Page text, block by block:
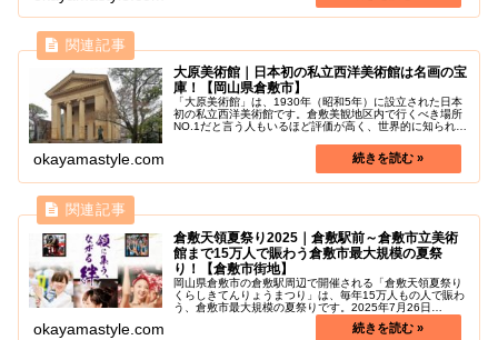
大原美術館｜日本初の私立西洋美術館は名画の宝
庫！【岡山県倉敷市】
「大原美術館」は、1930年（昭和5年）に設立された日本
初の私立西洋美術館です。倉敷美観地区内で行くべき場所
NO.1だと言う人もいるほど評価が高く、世界的に知られる
okayamastyle.com
倉敷天領夏祭り2025｜倉敷駅前～倉敷市立美術
館まで15万人で賑わう倉敷市最大規模の夏祭
り！【倉敷市街地】
岡山県倉敷市の倉敷駅周辺で開催される「倉敷天領夏祭り
くらしきてんりょうまつり」は、毎年15万人もの人で賑わ
う、倉敷市最大規模の夏祭りです。2025年7月26日
(土)13:00～20:40開催予定。倉敷駅前～倉敷市立美術館ま
okayamastyle.com